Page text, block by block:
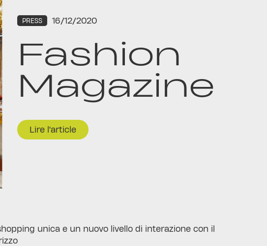
PRESS 16/12/2020
Fashion
Magazine
Lire l'article
unica e un nuovo livello di interazione con il